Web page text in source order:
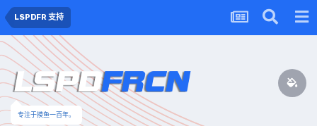
LSPDFR 支持
专注于摸鱼一百年。